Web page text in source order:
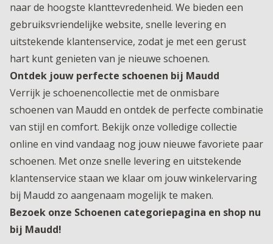
naar de hoogste klanttevredenheid. We bieden een
gebruiksvriendelijke website, snelle levering en
uitstekende klantenservice, zodat je met een gerust
hart kunt genieten van je nieuwe schoenen.
Ontdek jouw perfecte schoenen bij Maudd
Verrijk je schoenencollectie met de onmisbare
schoenen van Maudd en ontdek de perfecte combinatie
van stijl en comfort. Bekijk onze volledige collectie
online en vind vandaag nog jouw nieuwe favoriete paar
schoenen. Met onze snelle levering en uitstekende
klantenservice staan we klaar om jouw winkelervaring
bij Maudd zo aangenaam mogelijk te maken.
Bezoek onze Schoenen categoriepagina en shop nu
bij Maudd!